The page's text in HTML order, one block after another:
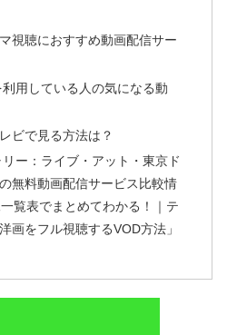
視聴におすすめ動画配信サー
用している人の気になる動
ビで見る方法は？
ー：ライブ・アット・東京ド
無料動画配信サービス比較情
覧表でまとめてわかる！｜テ
画をフル視聴するVOD方法」